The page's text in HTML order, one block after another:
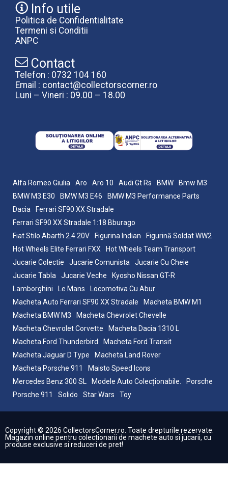
Info utile
Politica de Confidentialitate
Termeni si Conditii
ANPC
Contact
Telefon : 0732 104 160
Email : contact@collectorscorner.ro
Luni – Vineri : 09.00 – 18.00
Alfa Romeo Giulia Aro Aro 10 Audi Gt Rs BMW
Bmw M3
BMW M3 E30
BMW M3 E46
BMW M3 Performance Parts
Dacia
Ferrari SF90 XX Stradale
Ferrari SF90 XX Stradale 1:18 Bburago
Fiat Stilo Abarth 2.4 20V
Figurina Indian
Figurină Soldat WW2
Hot Wheels Elite Ferrari FXX
Hot Wheels Team Transport
Jucarie Colectie
Jucarie Comunista
Jucarie Cu Cheie
Jucarie Tabla
Jucarie Veche
Kyosho Nissan GT-R
Lamborghini
Le Mans
Locomotiva Cu Abur
Macheta Auto Ferrari SF90 XX Stradale
Macheta BMW M1
Macheta BMW M3
Macheta Chevrolet Chevelle
Macheta Chevrolet Corvette
Macheta Dacia 1310 L
Macheta Ford Thunderbird
Macheta Ford Transit
Macheta Jaguar D Type
Macheta Land Rover
Macheta Porsche 911
Maisto Speed Icons
Mercedes Benz 300 SL
Modele Auto Colecționabile.
Porsche
Porsche 911
Solido Star Wars Toy
Copyright © 2026 CollectorsCorner.ro. Toate drepturile rezervate.
Magazin online pentru colectionarii de machete auto si jucarii, cu
produse exclusive si reduceri de pret!